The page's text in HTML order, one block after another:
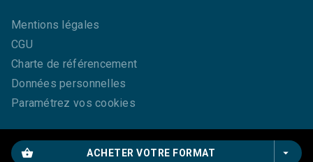
shopping_basket ACHETER VOTRE FORMAT arrow_drop_down
Mentions légales
CGU
Charte de référencement
Données personnelles
Paramétrez vos cookies